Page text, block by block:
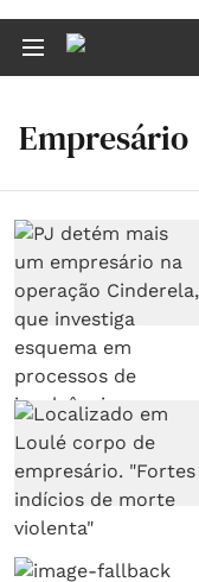
Empresário